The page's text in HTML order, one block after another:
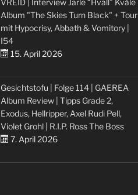
Album "The Skies Turn Black" + Tour
mit Hypocrisy, Abbath & Vomitory |
I54
15. April 2026
Gesichtstofu | Folge 114 | GAEREA
Album Review | Tipps Grade 2,
Exodus, Hellripper, Axel Rudi Pell,
Violet Grohl | R.I.P. Ross The Boss
7. April 2026